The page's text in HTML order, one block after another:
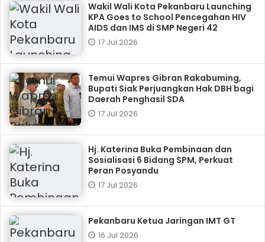
Wakil Wali Kota Pekanbaru ‎Launching
KPA Goes to School Pencegahan HIV
AIDS dan IMS di SMP Negeri 42
17 Jul 2026
Temui Wapres Gibran Rakabuming,
Bupati Siak Perjuangkan Hak DBH bagi
Daerah Penghasil SDA
17 Jul 2026
Hj. Katerina Buka Pembinaan dan
Sosialisasi 6 Bidang SPM, Perkuat
Peran Posyandu
17 Jul 2026
Pekanbaru Ketua Jaringan IMT GT
16 Jul 2026